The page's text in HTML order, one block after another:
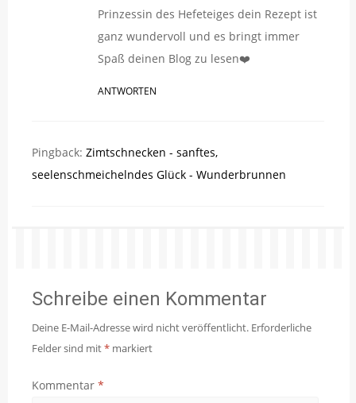
Prinzessin des Hefeteiges dein Rezept ist
ganz wundervoll und es bringt immer
Spaß deinen Blog zu lesen❤️
ANTWORTEN
Pingback: Zimtschnecken - sanftes,
seelenschmeichelndes Glück - Wunderbrunnen
Schreibe einen Kommentar
Deine E-Mail-Adresse wird nicht veröffentlicht. Erforderliche
Felder sind mit* markiert
Kommentar *